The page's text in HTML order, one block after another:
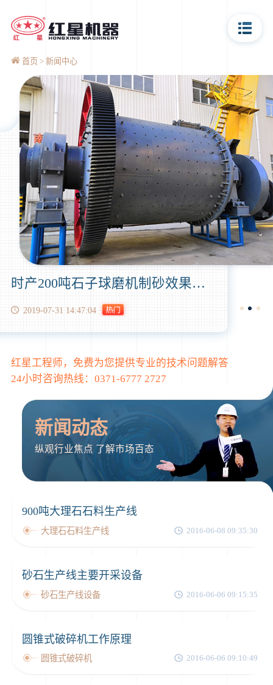
首页 新闻中心
时产200吨石子球磨机制砂效果怎么样?制砂成本高吗？
2019-07-31 14:47:04
红星工程师，免费为您提供专业的技术问题解答
24小时咨询热线： 0371-6777 2727
新闻动态
纵观行业焦点 了解市场百态
900吨大理石石料生产线
大理石石料生产线 2016-06-08 09:35:30
砂石生产线主要开采设备
砂石生产线设备 2016-06-06 09:15:35
圆锥式破碎机工作原理
圆锥式破碎机 2016-06-06 09:10:49